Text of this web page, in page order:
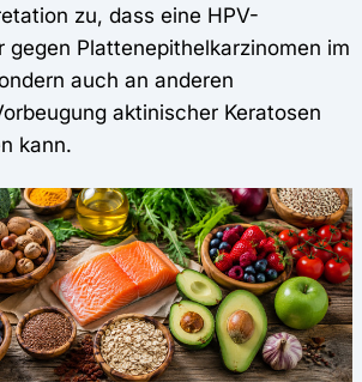
zu, dass eine HPV-
gegen Plattenepithelkarzinomen im
auch an anderen
aktinischer Keratosen
kann.